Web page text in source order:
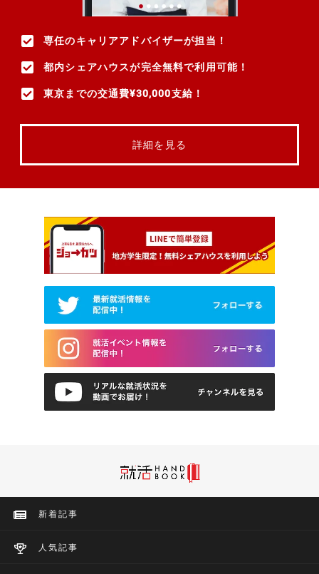
専任のキャリアアドバイザーが担当！
都内シェアハウスが完全無料で利用可能！
東京までの交通費¥30,000支給！
詳細を見る
新着記事
人気記事